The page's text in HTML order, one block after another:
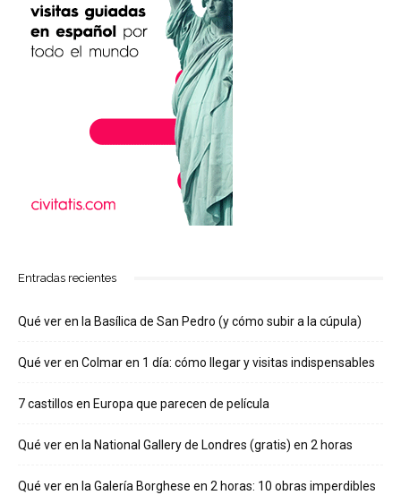
Entradas recientes
Qué ver en la Basílica de San Pedro (y cómo subir a la cúpula)
Qué ver en Colmar en 1 día: cómo llegar y visitas indispensables
7 castillos en Europa que parecen de película
Qué ver en la National Gallery de Londres (gratis) en 2 horas
Qué ver en la Galería Borghese en 2 horas: 10 obras imperdibles